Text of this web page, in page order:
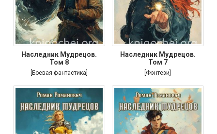
Наследник Мудрецов.
Том 8
[Боевая фантастика]
Наследник Мудрецов.
Том 7
[Фэнтези]